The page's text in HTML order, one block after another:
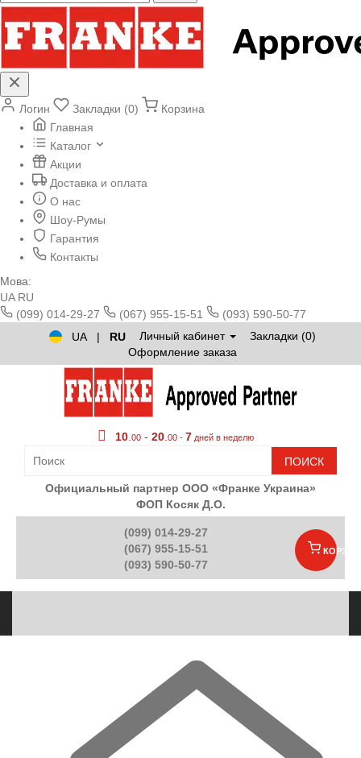
Логин Закладки (0)
Корзина
Главная
Каталог
Акции
Доставка и оплата
О нас
Шоу-Румы
Гарантия
Контакты
Мова:
UA RU
(099) 014-29-27
(067) 955-15-51
(093) 590-50-77
UA
| RU Личный кабинет
Закладки (0)
Оформление заказа
10 00 - 20 00 - 7 дней в неделю
ПОИСК
Официальный партнер ООО «Франке Украина»
ФОП Косяк Д.О.
(099) 014-29-27
(067) 955-15-51
(093) 590-50-77